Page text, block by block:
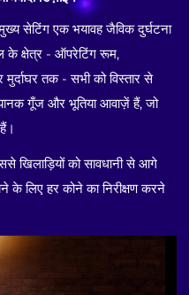
एक भयावह जैविक दुर्घटना
के क्षेत्र - ऑपरेटिंग रूम,
तक - सभी को विस्तार से
गूँज और भूतिया आवाज़ें हैं, जो
खिलाड़ियों को सावधानी से आगे
के लिए हर कोने का निरीक्षण करने